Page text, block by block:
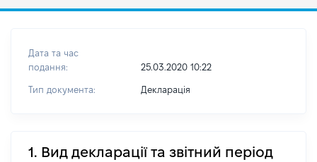
Дата та час
подання:
25.03.2020 10:22
Тип документа: Декларація
1. Вид декларації та звітний період